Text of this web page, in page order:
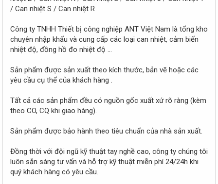
/ Can nhiệt S / Can nhiệt R
Công ty TNHH Thiết bị công nghiệp ANT Việt Nam là tổng kho
chuyên nhập khẩu và cung cấp các loại can nhiệt, cảm biến
nhiệt độ, đồng hồ đo nhiệt độ …
Sản phẩm được sản xuất theo kích thước, bản vẽ hoặc các
yêu cầu cụ thể của khách hàng .
Tất cả các sản phẩm đều có nguồn gốc xuất xứ rõ ràng (kèm
theo CO, CQ khi giao hàng).
Sản phẩm được bảo hành theo tiêu chuẩn của nhà sản xuất.
Đồng thời với đội ngũ kỹ thuật tay nghề cao, công ty chúng tôi
luôn sẵn sàng tư vấn và hỗ trợ kỹ thuật miễn phí 24/24h khi
quý khách hàng có yêu cầu.